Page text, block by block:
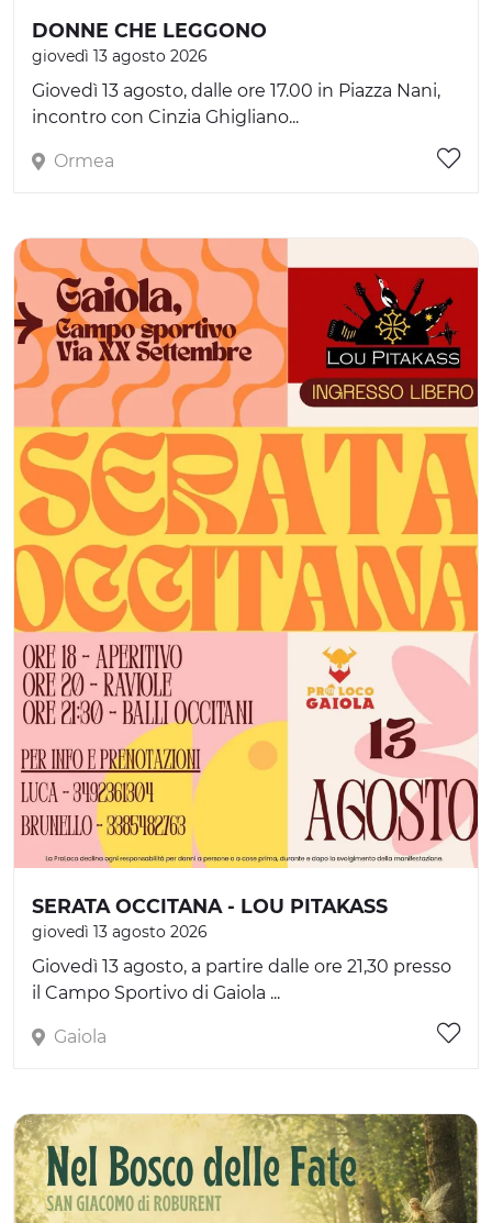
DONNE CHE LEGGONO
giovedì 13 agosto 2026
Giovedì 13 agosto, dalle ore 17.00 in Piazza Nani,
incontro con Cinzia Ghigliano...
Ormea
SERATA OCCITANA - LOU PITAKASS
giovedì 13 agosto 2026
Giovedì 13 agosto, a partire dalle ore 21,30 presso
il Campo Sportivo di Gaiola ...
Gaiola